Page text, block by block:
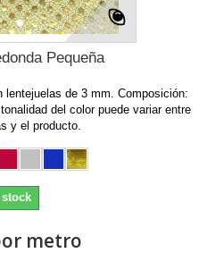
Pequeña
de 3 mm. Composición:
del color puede variar entre
y el producto.
stock
metro